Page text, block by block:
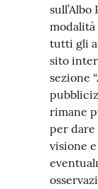
tutti gli
sito
sezione
rimane
per
visione